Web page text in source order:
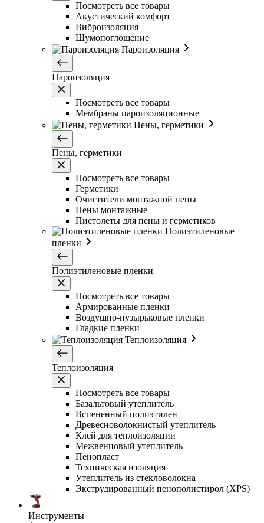
Посмотреть все товары
Акустический комфорт
Виброизоляция
Шумопоглощение
Пароизоляция
Пароизоляция
Посмотреть все товары
Мембраны пароизоляционные
Пены, герметики
Пены, герметики
Посмотреть все товары
Герметики
Очистители монтажной пены
Пены монтажные
Пистолеты для пены и герметиков
Полиэтиленовые
пленки
Полиэтиленовые пленки
Посмотреть все товары
Армированные пленки
Воздушно-пузырьковые пленки
Гладкие пленки
Теплоизоляция
Теплоизоляция
Посмотреть все товары
Базальтовый утеплитель
Вспененный полиэтилен
Древесноволокнистый утеплитель
Клей для теплоизоляции
Межвенцовый утеплитель
Пенопласт
Техническая изоляция
Утеплитель из стекловолокна
Экструдированный пенополистирол (XPS)
Инструменты